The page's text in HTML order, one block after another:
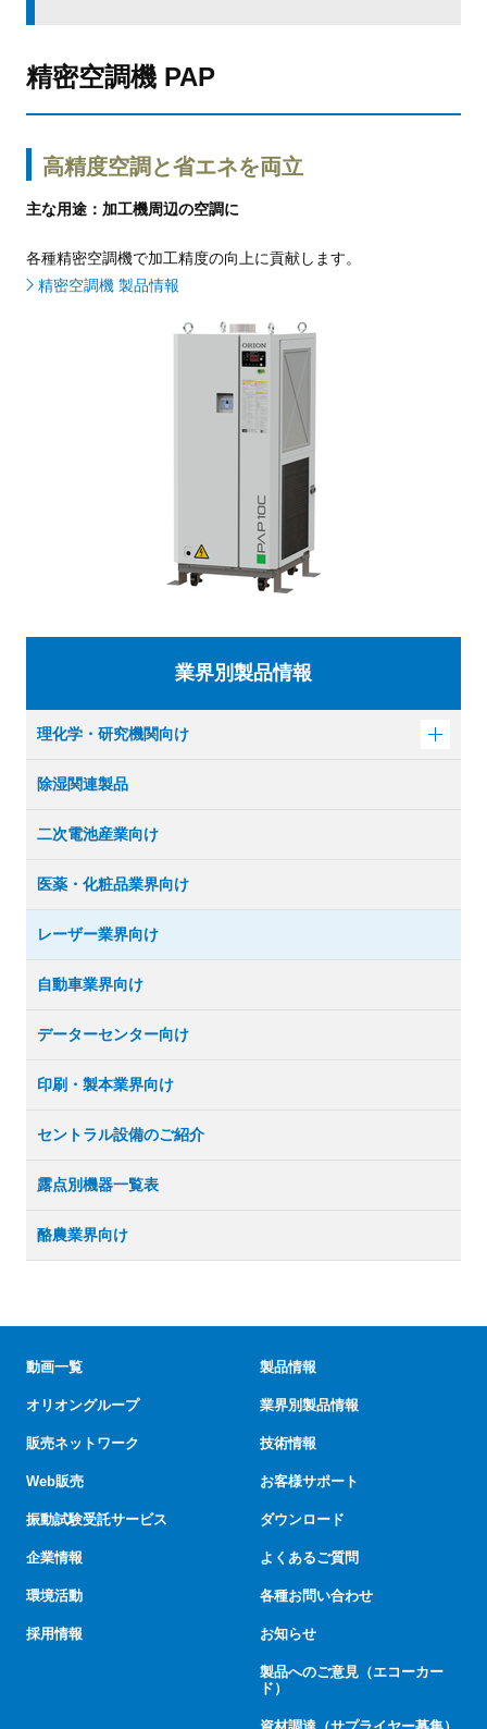
精密空調機 PAP
高精度空調と省エネを両立
主な用途：加工機周辺の空調に
各種精密空調機で加工精度の向上に貢献します。
精密空調機 製品情報
業界別製品情報
理化学・研究機関向け
除湿関連製品
二次電池産業向け
医薬・化粧品業界向け
レーザー業界向け
自動車業界向け
データーセンター向け
印刷・製本業界向け
セントラル設備のご紹介
露点別機器一覧表
酪農業界向け
動画一覧
オリオングループ
販売ネットワーク
Web販売
振動試験受託サービス
企業情報
環境活動
採用情報
製品情報
業界別製品情報
技術情報
お客様サポート
ダウンロード
よくあるご質問
各種お問い合わせ
お知らせ
製品へのご意見（エコーカー
ド）